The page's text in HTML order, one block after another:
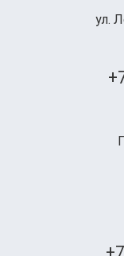
ул.